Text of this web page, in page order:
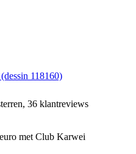
118160)
36 klantreviews
met Club Karwei